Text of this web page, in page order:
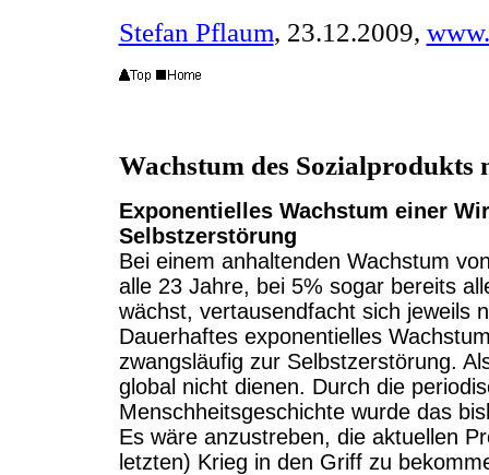
Stefan Pflaum, 23.12.2009,
Wachstum des
Exponentielles Wachstum einer
Selbstzerstörung
Bei einem anhaltenden Wachstum
alle 23 Jahre, bei 5% sogar bereits
wächst, vertausendfacht sich jeweils
Dauerhaftes exponentielles
zwangsläufig zur Selbstzerstörung.
global nicht dienen. Durch die
Menschheitsgeschichte wurde das
Es wäre anzustreben, die aktuellen
letzten) Krieg in den Griff zu